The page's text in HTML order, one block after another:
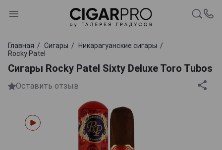
Главная Сигары
Никарагуанские сигары
Rocky Patel
Сигары Rocky Patel Sixty Deluxe Toro Tubos
Оставить отзыв